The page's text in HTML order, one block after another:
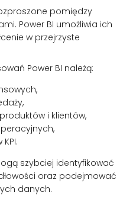
pomiędzy
Power BI umożliwia ich
w przejrzyste
Power BI należą:
i klientów,
szybciej identyfikować
oraz podejmować
danych.